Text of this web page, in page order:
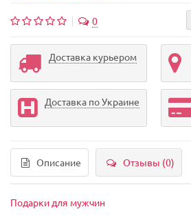
0
Доставка курьером
Доставка по Украине
Описание Отзывы (0)
Подарки для мужчин